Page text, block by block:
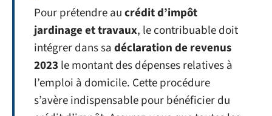
Pour prétendre aucrédit d’impôt
jardinage et travaux, le contribuable doit
intégrer dans sadéclaration de revenus
2023 le montant des dépenses relatives à
l’emploi à domicile. Cette procédure
s’avère indispensable pour bénéficier du